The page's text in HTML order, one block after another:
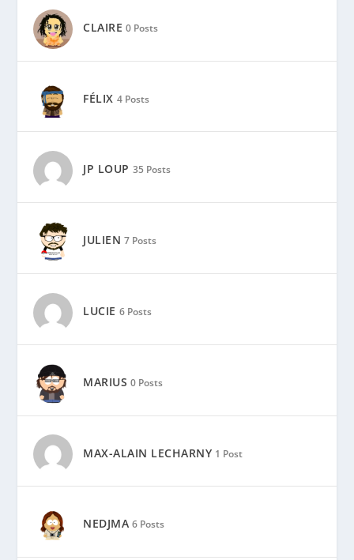
CLAIRE 0 Posts
FÉLIX 4 Posts
JP LOUP 35 Posts
JULIEN 7 Posts
LUCIE 6 Posts
MARIUS 0 Posts
MAX-ALAIN LECHARNY 1 Post
NEDJMA 6 Posts